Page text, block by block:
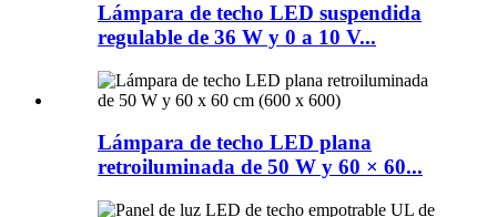
Lámpara de techo LED suspendida
regulable de 36 W y 0 a 10 V...
Lámpara de techo LED plana
retroiluminada de 50 W y 60 × 60...